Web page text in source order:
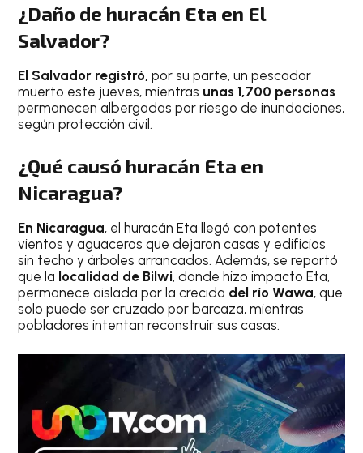
¿Daño de huracán Eta en El
Salvador?
El Salvador registró, por su parte, un pescador
muerto este jueves, mientras unas 1,700 personas
permanecen albergadas por riesgo de inundaciones,
según protección civil.
¿Qué causó huracán Eta en
Nicaragua?
En Nicaragua, el huracán Eta llegó con potentes
vientos y aguaceros que dejaron casas y edificios
sin techo y árboles arrancados. Además, se reportó
que la localidad de Bilwi, donde hizo impacto Eta,
permanece aislada por la crecida del río Wawa, que
solo puede ser cruzado por barcaza, mientras
pobladores intentan reconstruir sus casas.